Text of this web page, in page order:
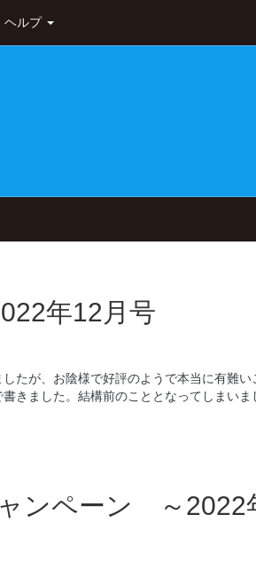
ヘルプ
年12月号
たが、お陰様で好評のようで本当に有難い
きました。結構前のこととなってしまいま
ンペーン ～2022